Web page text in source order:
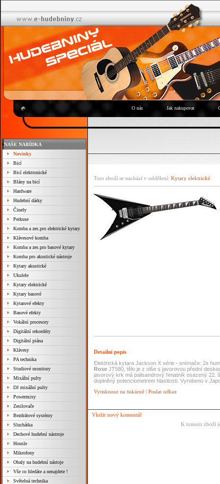
O nás Jak nakupovat
NAŠE NABÍDKA
Novinky
Bicí
Bicí elektronické
Blány na bicí
Hardware
Hudební dárky
Činely
Perkuse
Komba a zes.pro elektrické kytary
Klávesové komba
Komba a zes.pro basové kytary
Komba pro akustické nástroje
Kytary akustické
Ukulele
Kytary elektrické
Kytary basové
Kytarové efekty
Basové efekty
Vokální procesory
Digitální rekordéry
Digitální piána
Klávesy
PA technika
Studiové monitory
Mixážní pulty
DJ mixážní pulty
Powermixy
Zesilovače
Bezdrátové systémy
Sluchátka
Dechové hudební nástroje
Housle
Mikrofony
Obaly na hudební nástoje
Vše co hledáte a nenajdete !
Světelná technika
Toto zboží se nachází v oddělení: Kytary elektrické
Detailní popis
Elektrická kytara Jackson X série - snímače: 2x
Rose JT580, tělo je z olše s javorovou přední
javorový krk má palisandrový hmatník osazený 22.
doplněný potenciometrem hlasitosti. Vyrobeno v
Vytisknout na tiskárně | Poslat odkaz
Vložit nový komentář
K tomuto zboží